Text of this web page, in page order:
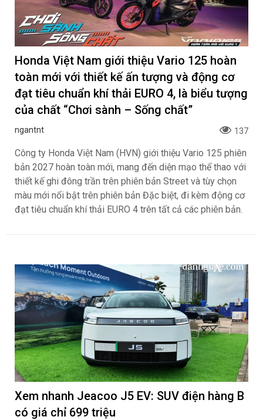
Honda Việt Nam giới thiệu Vario 125 hoàn
toàn mới với thiết kế ấn tượng và động cơ
đạt tiêu chuẩn khí thải EURO 4, là biểu tượng
của chất “Chơi sành – Sống chất”
ngantnt 137
Công ty Honda Việt Nam (HVN) giới thiệu Vario 125 phiên
bản 2027 hoàn toàn mới, mang đến diện mạo thể thao với
thiết kế ghi đông trần trên phiên bản Street và tùy chọn
màu mới nổi bật trên phiên bản Đặc biệt, đi kèm động cơ
đạt tiêu chuẩn khí thải EURO 4 trên tất cả các phiên bản.
Xem nhanh Jeacoo J5 EV: SUV điện hàng B
có giá chỉ 699 triệu